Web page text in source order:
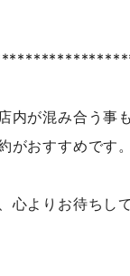
内が混み合う事
がおすすめです。
心よりお待ちし